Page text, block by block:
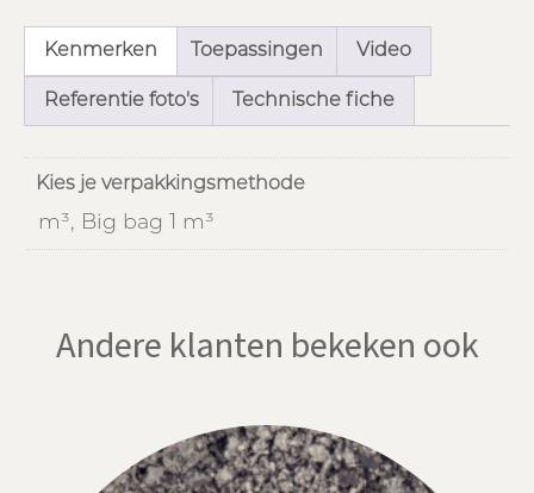
Kenmerken Toepassingen Video
Referentie foto's Technische fiche
Kies je verpakkingsmethode
m³, Big bag 1 m³
Andere klanten bekeken ook